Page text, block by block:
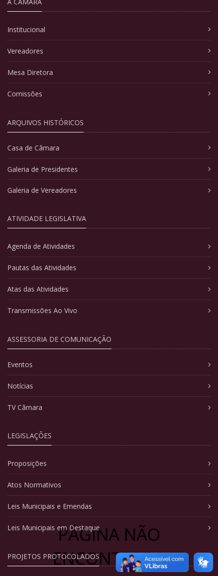
PÁGINA NÃO
ENCONTRADA
Institucional
Vereadores
Mesa Diretora
Comissões
ARQUIVOS HISTÓRICOS
Casa de Câmara
Galeria de Presidentes
Galeria de Vereadores
ATIVIDADE LEGISLATIVA
Agenda de Atividades
Pautas das Atividades
Atas das Atividades
Transmissões Ao Vivo
ASSESSORIA DE COMUNICAÇÃO
Eventos
Notícias
TV Câmara
LEGISLAÇÕES
Proposições
Atos Normativos
Leis Municipais e Emendas
Leis Municipais em Destaque
PROJETOS PROTOCOLADOS